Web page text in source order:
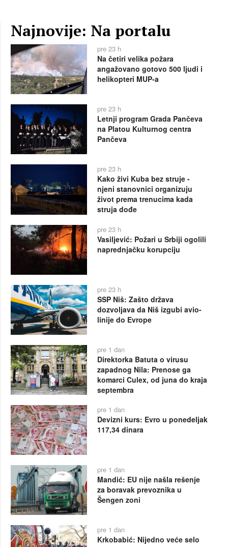
Najnovije: Na portalu
pre 23 h
Na četiri velika požara
angažovano gotovo 500 ljudi i
helikopteri MUP-a
pre 23 h
Letnji program Grada Pančeva
na Platou Kulturnog centra
Pančeva
pre 23 h
Kako živi Kuba bez struje -
njeni stanovnici organizuju
život prema trenucima kada
struja dođe
pre 23 h
Vasiljević: Požari u Srbiji ogolili
naprednjačku korupciju
pre 23 h
SSP Niš: Zašto država
dozvoljava da Niš izgubi avio-
linije do Evrope
pre 1 dan
Direktorka Batuta o virusu
zapadnog Nila: Prenose ga
komarci Culex, od juna do kraja
septembra
pre 1 dan
Devizni kurs: Evro u ponedeljak
117,34 dinara
pre 1 dan
Mandić: EU nije našla rešenje
za boravak prevoznika u
Šengen zoni
pre 1 dan
Krkobabić: Nijedno veće selo